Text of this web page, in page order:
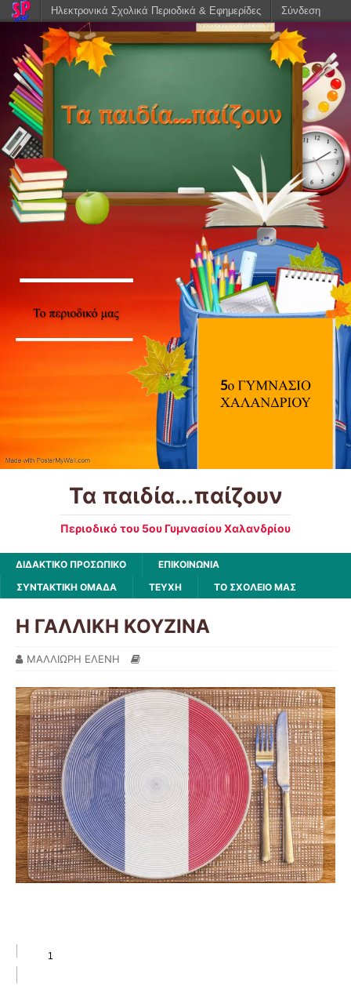
Τα παιδία...παίζουν
Περιοδικό του 5ου Γυμνασίου Χαλανδρίου
ΔΙΔΑΚΤΙΚΟ ΠΡΟΣΩΠΙΚΟ
ΕΠΙΚΟΙΝΩΝΙΑ
ΣΥΝΤΑΚΤΙΚΗ ΟΜΑΔΑ
ΤΕΥΧΗ ΤΟ ΣΧΟΛΕΙΟ ΜΑΣ
Η ΓΑΛΛΙΚΗ ΚΟΥΖΙΝΑ
ΜΑΛΛΙΩΡΗ ΕΛΕΝΗ
Ηλεκτρονικά Σχολικά Περιοδικά & Εφημερίδες Σύνδεση